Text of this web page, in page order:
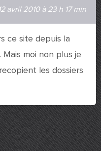
12 avril 2010 à 23 h 17 min
ce site depuis la
moi non plus je
les dossiers